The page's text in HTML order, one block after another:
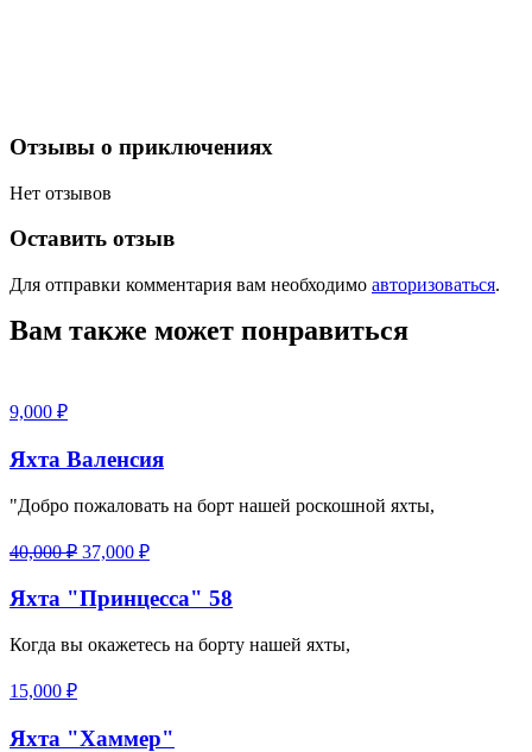
Отзывы о приключениях
Нет отзывов
Оставить отзыв
Для отправки комментария вам необходимо авторизоваться.
Вам также может понравиться
9,000 ₽
Яхта Валенсия
"Добро пожаловать на борт нашей роскошной яхты,
40,000₽ Первоначальная
составляла
40,000 ₽.
37,000 ₽Текущая
37,000 ₽.
Яхта "Принцесса" 58
Когда вы окажетесь на борту нашей яхты,
15,000 ₽
Яхта "Хаммер"